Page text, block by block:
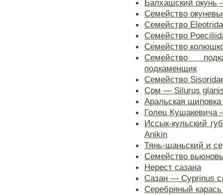
Балхашский окунь
Семейство
Семейство
Семейство
Семейство
Семейство
подкаменщик
Семейство
Сом — Silurus
Аральская
Голец Кушакевича
Иссык-кульский
Anikin
Тянь-шаньский и
Семейство
Нерест сазана
Сазан — Cyprinus
Серебряный